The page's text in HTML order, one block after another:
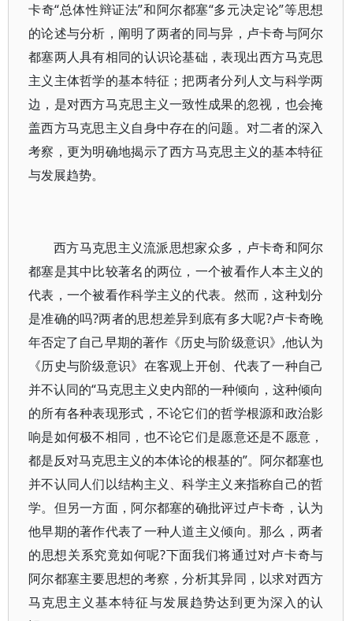
卡奇“总体性辩证法”和阿尔都塞“多元决定论”等思想
的论述与分析，阐明了两者的同与异，卢卡奇与阿尔
都塞两人具有相同的认识论基础，表现出西方马克思
主义主体哲学的基本特征；把两者分列人文与科学两
边，是对西方马克思主义一致性成果的忽视，也会掩
盖西方马克思主义自身中存在的问题。对二者的深入
考察，更为明确地揭示了西方马克思主义的基本特征
与发展趋势。
西方马克思主义流派思想家众多，卢卡奇和阿尔
都塞是其中比较著名的两位，一个被看作人本主义的
代表，一个被看作科学主义的代表。然而，这种划分
是准确的吗?两者的思想差异到底有多大呢?卢卡奇晚
年否定了自己早期的著作《历史与阶级意识》,他认为
《历史与阶级意识》在客观上开创、代表了一种自己
并不认同的“马克思主义史内部的一种倾向，这种倾向
的所有各种表现形式，不论它们的哲学根源和政治影
响是如何极不相同，也不论它们是愿意还是不愿意，
都是反对马克思主义的本体论的根基的”。阿尔都塞也
并不认同人们以结构主义、科学主义来指称自己的哲
学。但另一方面，阿尔都塞的确批评过卢卡奇，认为
他早期的著作代表了一种人道主义倾向。那么，两者
的思想关系究竟如何呢?下面我们将通过对卢卡奇与
阿尔都塞主要思想的考察，分析其异同，以求对西方
马克思主义基本特征与发展趋势达到更为深入的认